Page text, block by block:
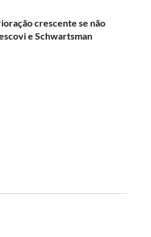
crescente se não
e Schwartsman